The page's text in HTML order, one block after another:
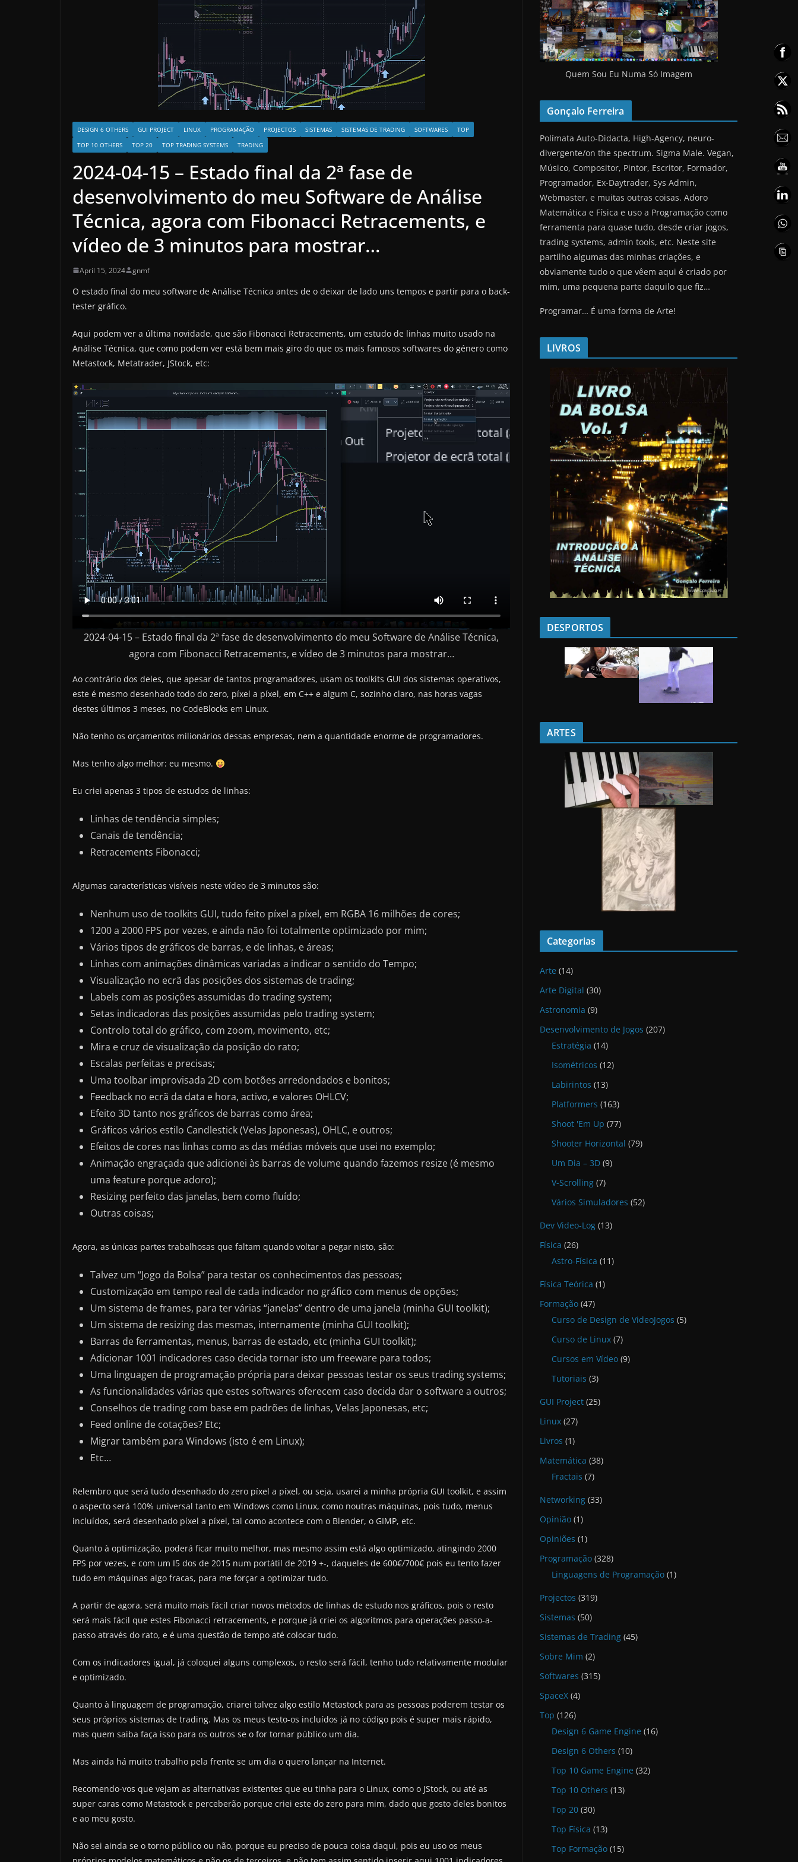
DESIGN 6 OTHERS GUI PROJECT LINUX PROGRAMAÇÃO PROJECTOS SISTEMAS SISTEMAS DE TRADING SOFTWARES
TOP
TOP 10 OTHERS
TOP 20 TOP TRADING SYSTEMS TRADING
2024-04-15 – Estado final da 2ª fase de
desenvolvimento do meu Software de Análise
Técnica, agora com Fibonacci Retracements, e
vídeo de 3 minutos para mostrar…
April 15, 2024 gnmf
O estado final do meu software de Análise Técnica antes de o deixar de lado uns tempos e partir para o back-
tester gráfico.
Aqui podem ver a última novidade, que são Fibonacci Retracements, um estudo de linhas muito usado na
Análise Técnica, que como podem ver está bem mais giro do que os mais famosos softwares do género como
Metastock, Metatrader, JStock, etc:
2024-04-15 – Estado final da 2ª fase de desenvolvimento do meu Software de Análise Técnica,
agora com Fibonacci Retracements, e vídeo de 3 minutos para mostrar…
Ao contrário dos deles, que apesar de tantos programadores, usam os toolkits GUI dos sistemas operativos,
este é mesmo desenhado todo do zero, píxel a píxel, em C++ e algum C, sozinho claro, nas horas vagas
destes últimos 3 meses, no CodeBlocks em Linux.
Não tenho os orçamentos milionários dessas empresas, nem a quantidade enorme de programadores.
Mas tenho algo melhor: eu mesmo.
Eu criei apenas 3 tipos de estudos de linhas:
Linhas de tendência simples;
Canais de tendência;
Retracements Fibonacci;
Algumas características visíveis neste vídeo de 3 minutos são:
Nenhum uso de toolkits GUI, tudo feito píxel a píxel, em RGBA 16 milhões de cores;
1200 a 2000 FPS por vezes, e ainda não foi totalmente optimizado por mim;
Vários tipos de gráficos de barras, e de linhas, e áreas;
Linhas com animações dinâmicas variadas a indicar o sentido do Tempo;
Visualização no ecrã das posições dos sistemas de trading;
Labels com as posições assumidas do trading system;
Setas indicadoras das posições assumidas pelo trading system;
Controlo total do gráfico, com zoom, movimento, etc;
Mira e cruz de visualização da posição do rato;
Escalas perfeitas e precisas;
Uma toolbar improvisada 2D com botões arredondados e bonitos;
Feedback no ecrã da data e hora, activo, e valores OHLCV;
Efeito 3D tanto nos gráficos de barras como área;
Gráficos vários estilo Candlestick (Velas Japonesas), OHLC, e outros;
Efeitos de cores nas linhas como as das médias móveis que usei no exemplo;
Animação engraçada que adicionei às barras de volume quando fazemos resize (é mesmo
uma feature porque adoro);
Resizing perfeito das janelas, bem como fluído;
Outras coisas;
Agora, as únicas partes trabalhosas que faltam quando voltar a pegar nisto, são:
Talvez um “Jogo da Bolsa” para testar os conhecimentos das pessoas;
Customização em tempo real de cada indicador no gráfico com menus de opções;
Um sistema de frames, para ter várias “janelas” dentro de uma janela (minha GUI toolkit);
Um sistema de resizing das mesmas, internamente (minha GUI toolkit);
Barras de ferramentas, menus, barras de estado, etc (minha GUI toolkit);
Adicionar 1001 indicadores caso decida tornar isto um freeware para todos;
Uma linguagen de programação própria para deixar pessoas testar os seus trading systems;
As funcionalidades várias que estes softwares oferecem caso decida dar o software a outros;
Conselhos de trading com base em padrões de linhas, Velas Japonesas, etc;
Feed online de cotações? Etc;
Migrar também para Windows (isto é em Linux);
Etc…
Relembro que será tudo desenhado do zero píxel a píxel, ou seja, usarei a minha própria GUI toolkit, e assim
o aspecto será 100% universal tanto em Windows como Linux, como noutras máquinas, pois tudo, menus
incluídos, será desenhado píxel a píxel, tal como acontece com o Blender, o GIMP, etc.
Quanto à optimização, poderá ficar muito melhor, mas mesmo assim está algo optimizado, atingindo 2000
FPS por vezes, e com um I5 dos de 2015 num portátil de 2019 +-, daqueles de 600€/700€ pois eu tento fazer
tudo em máquinas algo fracas, para me forçar a optimizar tudo.
A partir de agora, será muito mais fácil criar novos métodos de linhas de estudo nos gráficos, pois o resto
será mais fácil que estes Fibonacci retracements, e porque já criei os algoritmos para operações passo-a-
passo através do rato, e é uma questão de tempo até colocar tudo.
Com os indicadores igual, já coloquei alguns complexos, o resto será fácil, tenho tudo relativamente modular
e optimizado.
Quanto à linguagem de programação, criarei talvez algo estilo Metastock para as pessoas poderem testar os
seus próprios sistemas de trading. Mas os meus testo-os incluídos já no código pois é super mais rápido,
mas quem saiba faça isso para os outros se o for tornar público um dia.
Mas ainda há muito trabalho pela frente se um dia o quero lançar na Internet.
Recomendo-vos que vejam as alternativas existentes que eu tinha para o Linux, como o JStock, ou até as
super caras como Metastock e perceberão porque criei este do zero para mim, dado que gosto deles bonitos
e ao meu gosto.
Não sei ainda se o torno público ou não, porque eu preciso de pouca coisa daqui, pois eu uso os meus
Quem Sou Eu Numa Só Imagem
Gonçalo Ferreira
Polímata Auto-Didacta, High-Agency, neuro-
divergente/on the spectrum. Sigma Male. Vegan,
Músico, Compositor, Pintor, Escritor, Formador,
Programador, Ex-Daytrader, Sys Admin,
Webmaster, e muitas outras coisas. Adoro
Matemática e Física e uso a Programação como
ferramenta para quase tudo, desde criar jogos,
trading systems, admin tools, etc. Neste site
partilho algumas das minhas criações, e
obviamente tudo o que vêem aqui é criado por
mim, uma pequena parte daquilo que fiz…
Programar… É uma forma de Arte!
LIVROS
DESPORTOS
ARTES
Categorias
Arte (14)
Arte Digital (30)
Astronomia (9)
Desenvolvimento de Jogos (207)
Estratégia (14)
Isométricos (12)
Labirintos (13)
Platformers (163)
Shoot 'Em Up (77)
Shooter Horizontal (79)
Um Dia – 3D (9)
V-Scrolling (7)
Vários Simuladores (52)
Dev Video-Log (13)
Física (26)
Astro-Física (11)
Física Teórica (1)
Formação (47)
Curso de Design de VideoJogos (5)
Curso de Linux (7)
Cursos em Vídeo (9)
Tutoriais (3)
GUI Project (25)
Linux (27)
Livros (1)
Matemática (38)
Fractais (7)
Networking (33)
Opinião (1)
Opiniões (1)
Programação (328)
Linguagens de Programação (1)
Projectos (319)
Sistemas (50)
Sistemas de Trading (45)
Sobre Mim (2)
Softwares (315)
SpaceX (4)
Top (126)
Design 6 Game Engine (16)
Design 6 Others (10)
Top 10 Game Engine (32)
Top 10 Others (13)
Top 20 (30)
Top Física (13)
Top Formação (15)